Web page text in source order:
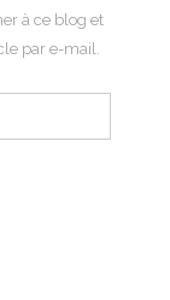
à ce blog et
par e-mail.